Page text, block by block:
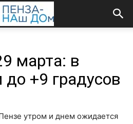
марта: в
+9 градусов
утром и днем ожидается